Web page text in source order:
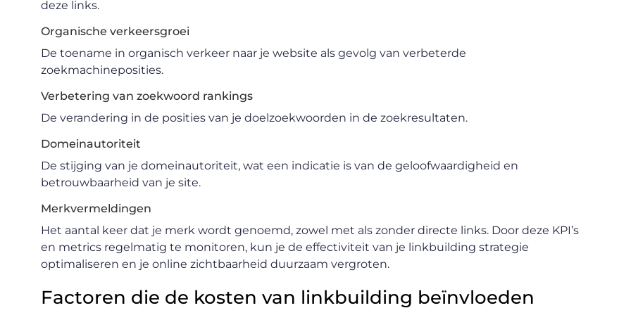
deze links.
Organische verkeersgroei
De toename in organisch verkeer naar je website als gevolg van verbeterde
zoekmachineposities.
Verbetering van zoekwoord rankings
De verandering in de posities van je doelzoekwoorden in de zoekresultaten.
Domeinautoriteit
De stijging van je domeinautoriteit, wat een indicatie is van de geloofwaardigheid en
betrouwbaarheid van je site.
Merkvermeldingen
Het aantal keer dat je merk wordt genoemd, zowel met als zonder directe links. Door deze KPI’s
en metrics regelmatig te monitoren, kun je de effectiviteit van je linkbuilding strategie
optimaliseren en je online zichtbaarheid duurzaam vergroten.
Factoren die de kosten van linkbuilding beïnvloeden